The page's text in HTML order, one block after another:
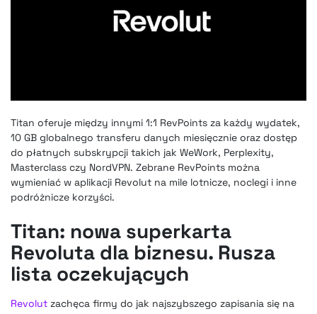
Titan oferuje między innymi 1:1 RevPoints za każdy wydatek,
10 GB globalnego transferu danych miesięcznie oraz dostęp
do płatnych subskrypcji takich jak WeWork, Perplexity,
Masterclass czy NordVPN. Zebrane RevPoints można
wymieniać w aplikacji Revolut na mile lotnicze, noclegi i inne
podróżnicze korzyści.
Titan: nowa superkarta
Revoluta dla biznesu. Rusza
lista oczekujących
Revolut zachęca firmy do jak najszybszego zapisania się na